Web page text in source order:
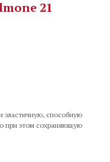
21
эластичную, способную
при этом сохраняющую